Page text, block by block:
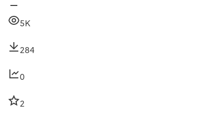
5K
284
0
2